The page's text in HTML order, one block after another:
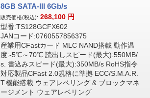
8GB SATA-III 6Gb/s
販売価格(税込): 268,100 円
型番:TS128GCFX602
JANコード:0760557856375
産業用CFastカード MLC NAND搭載 動作温
度:-5℃～70℃ 読出しスピード(最大):550MB/
s. 書込みスピード(最大):350MB/s RoHS指令
対応製品CFast 2.0規格に準拠 ECC/S.M.A.R.
T.機能搭載 ウェアレベリング & ブロックマネ
ージメント ウェアレベリング